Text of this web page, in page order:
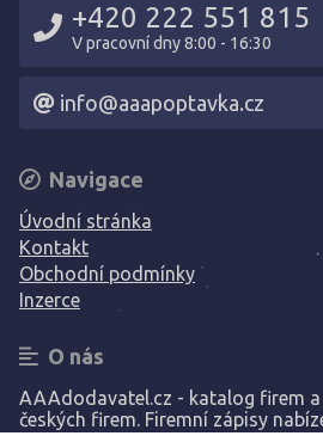
+420 222 551 815
V pracovní dny 8:00 - 16:30
info@aaapoptavka.cz
Navigace
Úvodní stránka
Kontakt
Obchodní podmínky
Inzerce
O nás
AAAdodavatel.cz - katalog firem
českých firem. Firemní zápisy